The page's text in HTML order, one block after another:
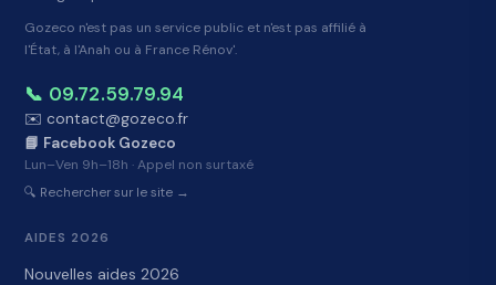
Gozeco n'est pas un service public et n'est pas affilié à
l'État, à l'Anah ou à France Rénov'.
📞 09.72.59.79.94
✉️ contact@gozeco.fr
📘 Facebook Gozeco
Lun–Ven 9h–18h · Appel non surtaxé
🔍 Rechercher sur le site →
AIDES 2026
Nouvelles aides 2026